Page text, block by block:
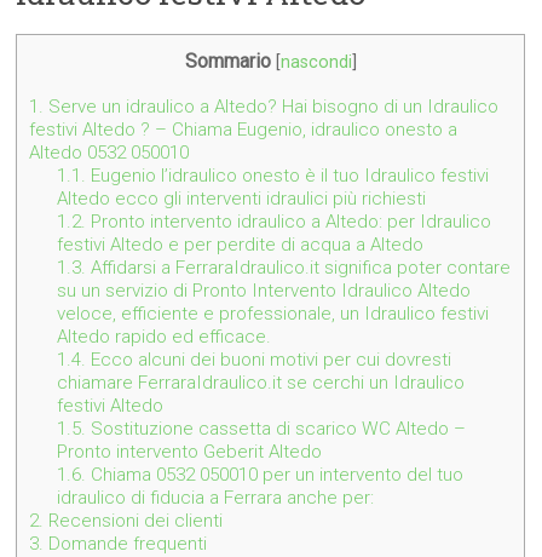
Sommario nascondi
1. Serve un idraulico a Altedo? Hai bisogno di un Idraulico
festivi Altedo ? – Chiama Eugenio, idraulico onesto a
Altedo 0532 050010
1.1. Eugenio l’idraulico onesto è il tuo Idraulico festivi
Altedo ecco gli interventi idraulici più richiesti
1.2. Pronto intervento idraulico a Altedo: per Idraulico
festivi Altedo e per perdite di acqua a Altedo
1.3. Affidarsi a FerraraIdraulico.it significa poter contare
su un servizio di Pronto Intervento Idraulico Altedo
veloce, efficiente e professionale, un Idraulico festivi
Altedo rapido ed efficace.
1.4. Ecco alcuni dei buoni motivi per cui dovresti
chiamare FerraraIdraulico.it se cerchi un Idraulico
festivi Altedo
1.5. Sostituzione cassetta di scarico WC Altedo –
Pronto intervento Geberit Altedo
1.6. Chiama 0532 050010 per un intervento del tuo
idraulico di fiducia a Ferrara anche per:
2. Recensioni dei clienti
3. Domande frequenti